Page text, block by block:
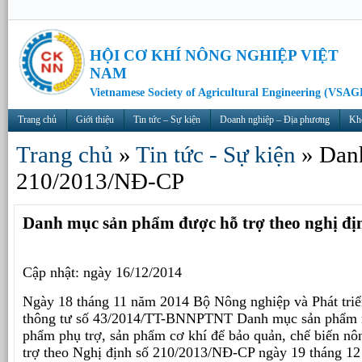
HỘI CƠ KHÍ NÔNG NGHIỆP VIỆT
NAM
Vietnamese Society of Agricultural Engineering
Trang chủ Giới thiệu Tin tức – Sự kiện Doanh nghiệp – Địa phương
Trang chủ » Tin tức - Sự kiện »
210/2013/NĐ-CP
Danh mục sản phẩm được hỗ trợ theo nghị
Cập nhật: ngày 16/12/2014
Ngày 18 tháng 11 năm 2014 Bộ Nông nghiệp và Phát
thông tư số 43/2014/TT-BNNPTNT Danh mục sản phẩm
phẩm phụ trợ, sản phẩm cơ khí để bảo quản, chế biến
trợ theo Nghị định số 210/2013/NĐ-CP ngày 19 tháng